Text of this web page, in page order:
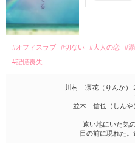
#オフィスラブ #切ない #大人の恋 #
#記憶喪失
川村 凛花（りんか）
並木 信也（しん
遠い地にいた気
目の前に現れた。